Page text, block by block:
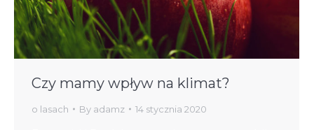
Czy mamy wpływ na klimat?
o lasach By adamz 14 stycznia 2020